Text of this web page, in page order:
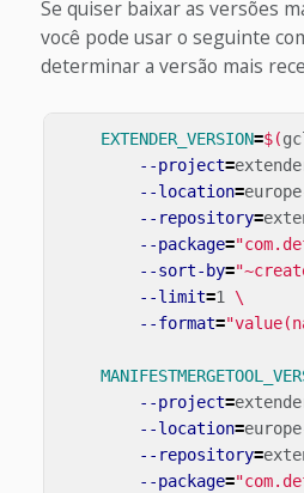
Se quiser baixar as versões
você pode usar o seguinte
determinar a versão mais
EXTENDER_VERSION=$(
--project=
--location=
--repository=
--package=
--sort-by=
--limit=1 \
--format=
--project=
--location=
--repository=
--package=